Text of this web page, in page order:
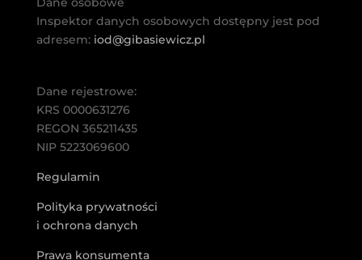
Inspektor danych osobowych dostępny jest pod
adresem: iod@gibasiewicz.pl
Dane rejestrowe:
KRS 0000631276
REGON 365211435
NIP 5223069600
Regulamin
Polityka prywatności
i ochrona danych
Prawa konsumenta